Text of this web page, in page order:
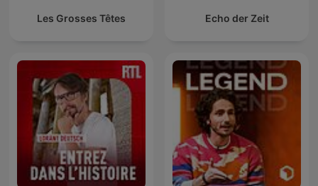
Les Grosses Têtes Echo der Zeit